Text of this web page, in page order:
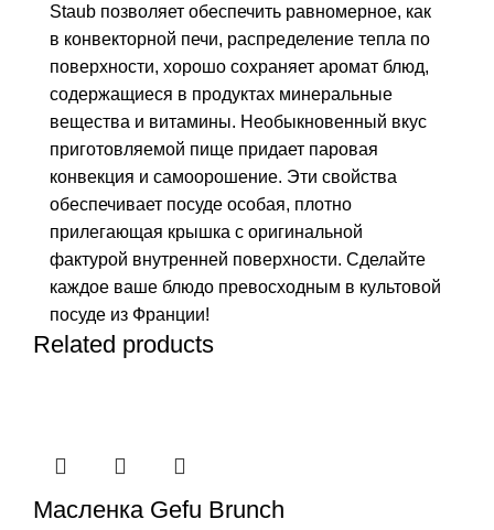
Staub позволяет обеспечить равномерное, как
в конвекторной печи, распределение тепла по
поверхности, хорошо сохраняет аромат блюд,
содержащиеся в продуктах минеральные
вещества и витамины. Необыкновенный вкус
приготовляемой пище придает паровая
конвекция и самоорошение. Эти свойства
обеспечивает посуде особая, плотно
прилегающая крышка с оригинальной
фактурой внутренней поверхности. Сделайте
каждое ваше блюдо превосходным в культовой
посуде из Франции!
Related products
Масленка Gefu Brunch